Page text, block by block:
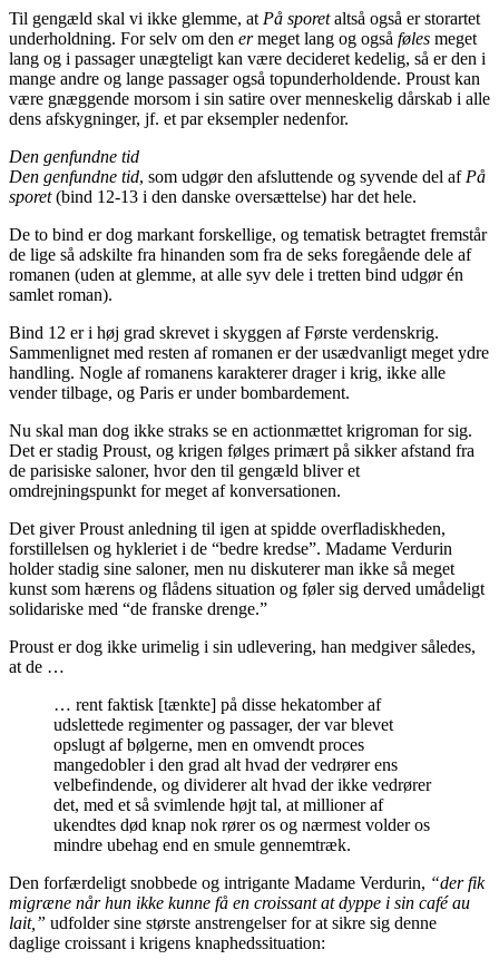
Til gengæld skal vi ikke glemme, at På sporetaltså også er storartet
underholdning. For selv om den ermeget lang og også føles meget
lang og i passager unægteligt kan være decideret kedelig, så er den i
mange andre og lange passager også topunderholdende. Proust kan
være gnæggende morsom i sin satire over menneskelig dårskab i alle
dens afskygninger, jf. et par eksempler nedenfor.
Den genfundne tid
Den genfundne tid, som udgør den afsluttende og syvende del af På
sporet(bind 12-13 i den danske oversættelse) har det hele.
De to bind er dog markant forskellige, og tematisk betragtet fremstår
de lige så adskilte fra hinanden som fra de seks foregående dele af
romanen (uden at glemme, at alle syv dele i tretten bind udgør én
samlet roman).
Bind 12 er i høj grad skrevet i skyggen af Første verdenskrig.
Sammenlignet med resten af romanen er der usædvanligt meget ydre
handling. Nogle af romanens karakterer drager i krig, ikke alle
vender tilbage, og Paris er under bombardement.
Nu skal man dog ikke straks se en actionmættet krigroman for sig.
Det er stadig Proust, og krigen følges primært på sikker afstand fra
de parisiske saloner, hvor den til gengæld bliver et
omdrejningspunkt for meget af konversationen.
Det giver Proust anledning til igen at spidde overfladiskheden,
forstillelsen og hykleriet i de “bedre kredse”. Madame Verdurin
holder stadig sine saloner, men nu diskuterer man ikke så meget
kunst som hærens og flådens situation og føler sig derved umådeligt
solidariske med “de franske drenge.”
Proust er dog ikke urimelig i sin udlevering, han medgiver således,
at de …
… rent faktisk [tænkte] på disse hekatomber af
udslettede regimenter og passager, der var blevet
opslugt af bølgerne, men en omvendt proces
mangedobler i den grad alt hvad der vedrører ens
velbefindende, og dividerer alt hvad der ikke vedrører
det, med et så svimlende højt tal, at millioner af
ukendtes død knap nok rører os og nærmest volder os
mindre ubehag end en smule gennemtræk.
Den forfærdeligt snobbede og intrigante Madame Verdurin, “der fik
migræne når hun ikke kunne få en croissant at dyppe i sin café au
lait,” udfolder sine største anstrengelser for at sikre sig denne
daglige croissant i krigens knaphedssituation: